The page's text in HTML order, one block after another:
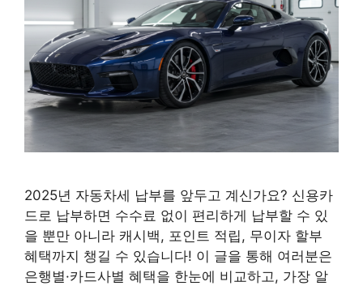
2025년 자동차세 납부를 앞두고 계신가요? 신용카
드로 납부하면 수수료 없이 편리하게 납부할 수 있
을 뿐만 아니라 캐시백, 포인트 적립, 무이자 할부
혜택까지 챙길 수 있습니다! 이 글을 통해 여러분은
은행별·카드사별 혜택을 한눈에 비교하고, 가장 알